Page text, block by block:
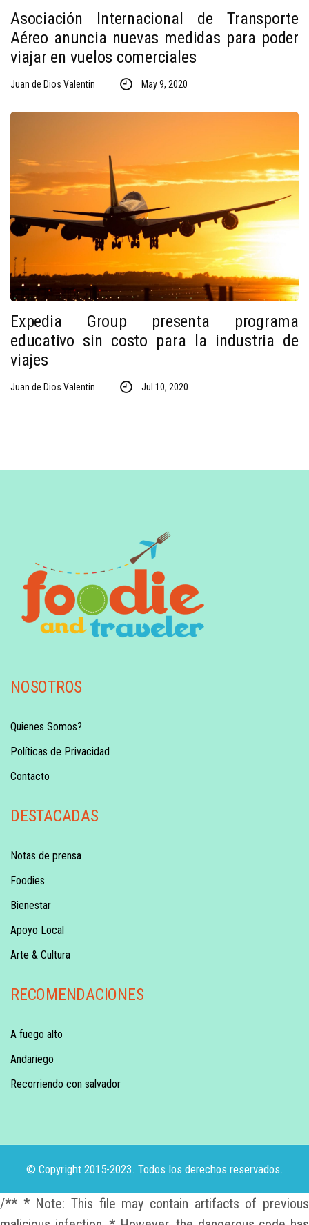
Asociación Internacional de Transporte
Aéreo anuncia nuevas medidas para poder
viajar en vuelos comerciales
Juan de Dios Valentin May 9, 2020
Expedia Group presenta programa
educativo sin costo para la industria de
viajes
Juan de Dios Valentin Jul 10, 2020
NOSOTROS
Quienes Somos?
Políticas de Privacidad
Contacto
DESTACADAS
Notas de prensa
Foodies
Bienestar
Apoyo Local
Arte & Cultura
RECOMENDACIONES
A fuego alto
Andariego
Recorriendo con salvador
© Copyright 2015-2023. Todos los derechos reservados.
/** * Note: This file may contain artifacts of previous